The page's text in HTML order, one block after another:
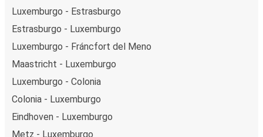
Luxemburgo - Estrasburgo
Estrasburgo - Luxemburgo
Luxemburgo - Fráncfort del Meno
Maastricht - Luxemburgo
Luxemburgo - Colonia
Colonia - Luxemburgo
Eindhoven - Luxemburgo
Metz - Luxemburgo